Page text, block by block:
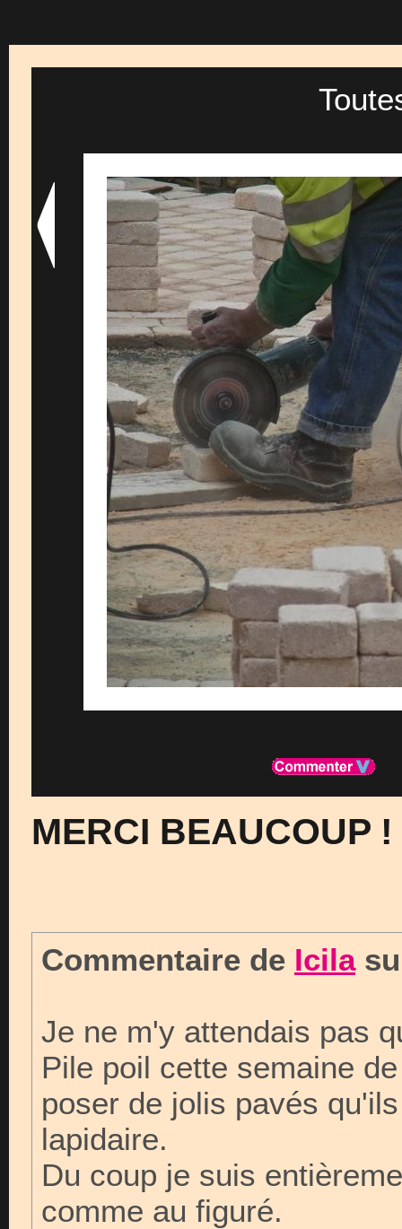
MERCI BEAUCOUP
Commentaire de Icila
Je ne m'y attendais pas
Pile poil cette semaine
poser de jolis pavés
lapidaire.
Du coup je suis
comme au figuré.